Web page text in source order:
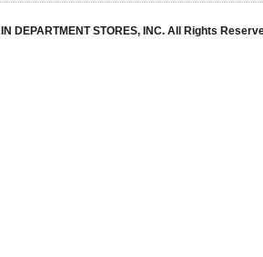
DEPARTMENT STORES, INC. All Rights